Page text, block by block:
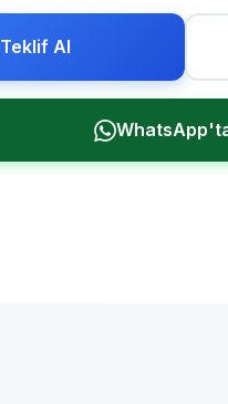
Teklif Al